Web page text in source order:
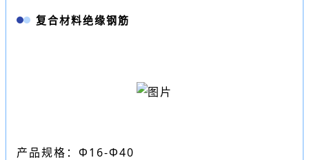
复合材料绝缘钢筋
产品规格：Φ16-Φ40